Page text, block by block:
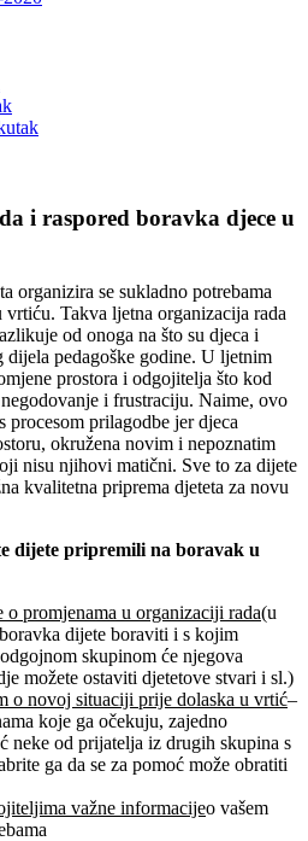
i raspored boravka djece u
organizira se sukladno potrebama
Takva ljetna organizacija rada
od onoga na što su djeca i
pedagoške godine. U ljetnim
prostora i odgojitelja što kod
i frustraciju. Naime, ovo
procesom prilagodbe jer djeca
okružena novim i nepoznatim
nisu njihovi matični. Sve to za dijete
kvalitetna priprema djeteta za novu
dijete pripremili na boravak u
o promjenama u organizaciji rada(u
dijete boraviti i s kojim
skupinom će njegova
možete ostaviti djetetove stvari i sl.)
o novoj situaciji prije dolaska u vrtić–
koje ga očekuju, zajedno
neke od prijatelja iz drugih skupina s
ga da se za pomoć može obratiti
važne informacijeo vašem